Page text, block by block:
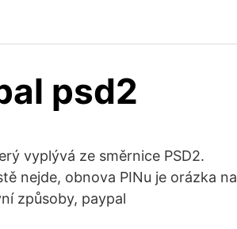
psd2
vyplývá ze směrnice PSD2.
nejde, obnova PINu je orázka na
způsoby, paypal